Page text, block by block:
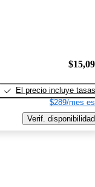
El precio incluye tasas
$289/mes
Verif. disponibilidad